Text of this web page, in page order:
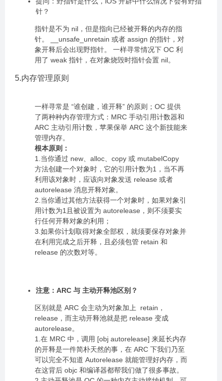
针？
指针是不为 nil，但是指向已经被开释的内存的指
针。 __unsafe_unretain 或者 assign 的指针，对
象开释后会出现野指针。 一样寻常情况下 OC 利
用了 weak 指针，在对象烧毁时指针会置 nil。
5.内存管理原则
一样寻常是 “谁创建，谁开释” 的原则；OC 提供
了两种种内存管理方式：MRC 手动引用计数器和
ARC 主动引用计数，苹果保举 ARC 这个新技能来
管理内存。
根本原则：
1.当你通过 new、alloc、copy 或 mutabelCopy
方法创建一个对象时，它的引用计数为1，当不再
利用该对象时，应该向对象发送 release 或者
autorelease 消息开释对象。
2.当你通过其他方法获得一个对象时，如果对象引
用计数为1且被设置为 autorelease，则不须要实
行任何开释对象的利用；
3.如果你计划取得对象全部权，就须要保存对象并
在利用完成之后开释，且必须包管 retain 和
release 的次数对等。
注意：ARC 与 主动开释池区别？
区别就是 ARC 会主动为对象加上 retain，
release，而主动开释池就是把 release 变成
autorelease。
1.在 MRC 中，调用 [obj autorelease] 来延长内存
的开释是一件简朴天然的事，在 ARC 下我们乃至
可以完全不知道 Autorelease 就能管理好内存，而
在这背后 objc 和编译器都帮我们做了很多事故。